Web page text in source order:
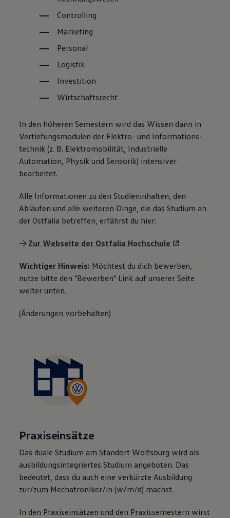
Controlling
Marketing
Personal
Logistik
Investition
Wirtschaftsrecht
In den höheren Semestern wird das Wissen dann in
Vertiefungsmodulen der Elektro- und Informations­
technik (z. B. Elektromobilität, Industrielle
Automation, Physik und Sensorik) intensiver
bearbeitet.
Alle Informationen zu den Studieninhalten, den
Abläufen und alle weiteren Dinge, die das Studium an
der Ostfalia betreffen, erfährst du hier:
-> Zur Webseite der Ostfalia Hochschule
Wichtiger Hinweis: Möchtest du dich bewerben,
nutze bitte den "Bewerben" Link auf unserer Seite
weiter unten.
(Änderungen vorbehalten)
Praxiseinsätze
Das duale Studium am Standort Wolfsburg wird als
ausbildungsintegriertes Studium angeboten. Das
bedeutet, dass du auch eine verkürzte Ausbildung
zur/zum Mechatroniker/in (w/m/d) machst.
In den Praxiseinsätzen und den Praxissemestern wirst